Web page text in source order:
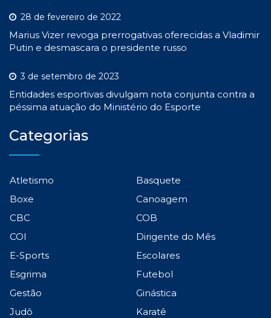
28 de fevereiro de 2022
Marius Vizer revoga prerrogativas oferecidas a Vladimir
Putin e desmascara o presidente russo
3 de setembro de 2023
Entidades esportivas divulgam nota conjunta contra a
péssima atuação do Ministério do Esporte
Categorias
Atletismo
Basquete
Boxe
Canoagem
CBC
COB
COI
Dirigente do Mês
E-Sports
Escolares
Esgrima
Futebol
Gestão
Ginástica
Judô
Karatê